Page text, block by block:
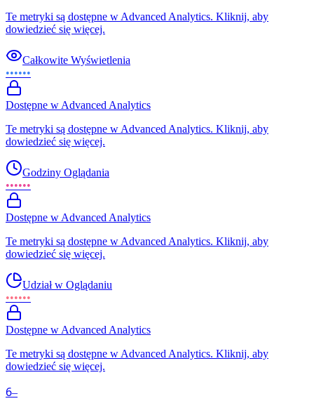
Te metryki są dostępne w Advanced Analytics. Kliknij, aby
dowiedzieć się więcej.
Całkowite Wyświetlenia
••••••
Dostępne w Advanced Analytics
Te metryki są dostępne w Advanced Analytics. Kliknij, aby
dowiedzieć się więcej.
Godziny Oglądania
••••••
Dostępne w Advanced Analytics
Te metryki są dostępne w Advanced Analytics. Kliknij, aby
dowiedzieć się więcej.
Udział w Oglądaniu
••••••
Dostępne w Advanced Analytics
Te metryki są dostępne w Advanced Analytics. Kliknij, aby
dowiedzieć się więcej.
6–